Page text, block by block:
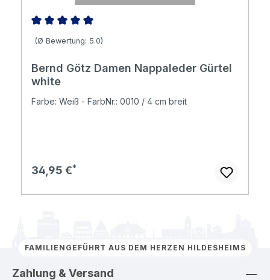
Durchschnittliche Bewertung von 5 von 5 Sternen
(Ø Bewertung: 5.0)
Bernd Götz Damen Nappaleder Gürtel
white
Farbe: Weiß - FarbNr.: 0010 / 4 cm breit
Regulärer Preis:
34,95 €
FAMILIENGEFÜHRT AUS DEM HERZEN HILDESHEIMS
Zahlung & Versand